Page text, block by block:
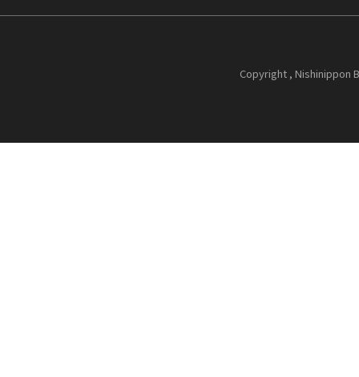
Copyright , Nishinippon